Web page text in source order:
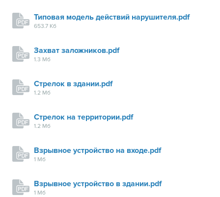
Типовая модель действий нарушителя.pdf
653.7 Кб
Захват заложников.pdf
1.3 Мб
Стрелок в здании.pdf
1.2 Мб
Стрелок на территории.pdf
1.2 Мб
Взрывное устройство на входе.pdf
1 Мб
Взрывное устройство в здании.pdf
1 Мб